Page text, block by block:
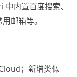
内置百度搜索、
邮箱等。
；新增类似